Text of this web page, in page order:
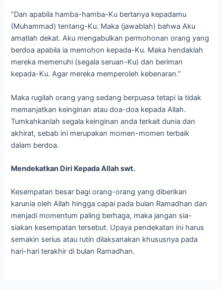
“Dan apabila hamba-hamba-Ku bertanya kepadamu
(Muhammad) tentang-Ku. Maka (jawablah) bahwa Aku
amatlah dekat. Aku mengabulkan permohonan orang yang
berdoa apabila ia memohon kepada-Ku. Maka hendaklah
mereka memenuhi (segala seruan-Ku) dan beriman
kepada-Ku. Agar mereka memperoleh kebenaran.”
Maka rugilah orang yang sedang berpuasa tetapi ia tidak
memanjatkan keinginan atau doa-doa kepada Allah.
Tumkahkanlah segala keinginan anda terkait dunia dan
akhirat, sebab ini merupakan momen-momen terbaik
dalam berdoa.
Mendekatkan Diri Kepada Allah swt.
Kesempatan besar bagi orang-orang yang diberikan
karunia oleh Allah hingga capai pada bulan Ramadhan dan
menjadi momentum paling berhaga, maka jangan sia-
siakan kesempatan tersebut. Upaya pendekatan ini harus
semakin serius atau rutin dilaksanakan khususnya pada
hari-hari terakhir di bulan Ramadhan.